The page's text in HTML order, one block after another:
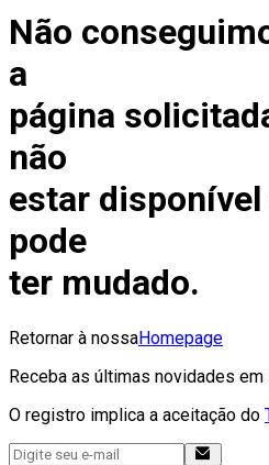
Não
a
página
não
estar disponível
pode
ter mudado.
Retornar à nossaHomepage
Receba as últimas novidades
O registro implica a aceitação do